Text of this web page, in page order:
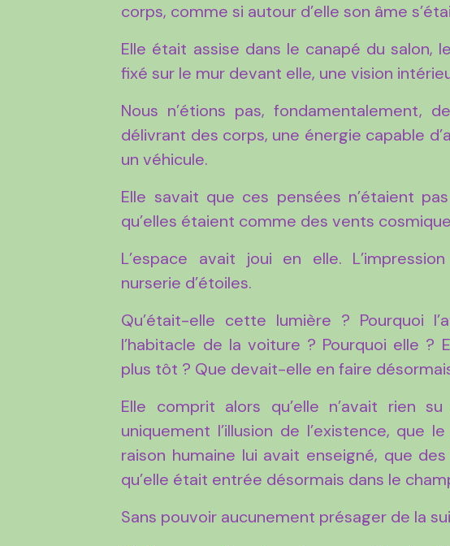
corps, comme si autour d’elle son âme
Elle était assise dans le canapé du salon,
fixé sur le mur devant elle, une vision
Nous n’étions pas, fondamentalement,
délivrant des corps, une énergie capable
un véhicule.
Elle savait que ces pensées n’étaient
qu’elles étaient comme des vents
L’espace avait joui en elle.
nurserie d’étoiles.
Qu’était-elle cette lumière ? Pourquoi
l’habitacle de la voiture ? Pourquoi elle ?
plus tôt ? Que devait-elle en faire
Elle comprit alors qu’elle n’avait rien
uniquement l’illusion de l’existence,
raison humaine lui avait enseigné, que
qu’elle était entrée désormais dans le
Sans pouvoir aucunement présager de la